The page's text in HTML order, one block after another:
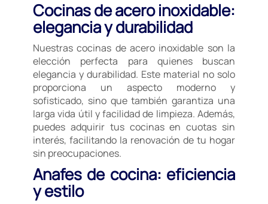
Cocinas de acero inoxidable:
elegancia y durabilidad
Nuestras cocinas de acero inoxidable son la
elección perfecta para quienes buscan
elegancia y durabilidad. Este material no solo
proporciona un aspecto moderno y
sofisticado, sino que también garantiza una
larga vida útil y facilidad de limpieza. Además,
puedes adquirir tus cocinas en cuotas sin
interés, facilitando la renovación de tu hogar
sin preocupaciones.
Anafes de cocina: eficiencia
y estilo